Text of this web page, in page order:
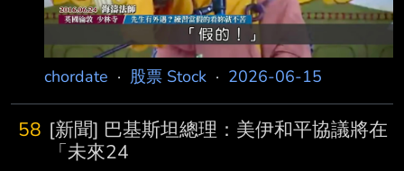
的協議已讓兩國戰爭「立 即終結」。 法新社報
導，伊朗副外交部長加里巴巴迪（Kazem G
chordate · 股票 Stock · 2026-06-15
58 [新聞] 巴基斯坦總理：美伊和平協議將在
「未來24